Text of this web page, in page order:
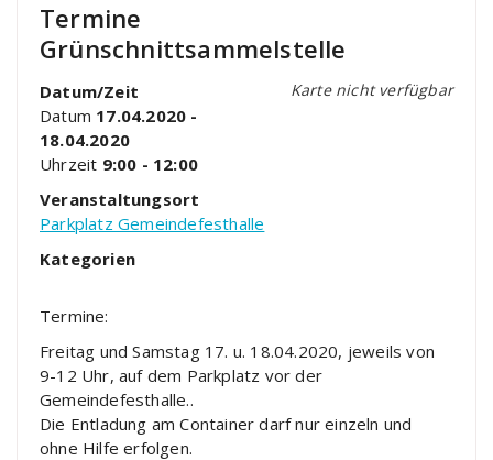
Termine
Grünschnittsammelstelle
Karte nicht verfügbar
Datum/Zeit
Datum 17.04.2020 -
18.04.2020
Uhrzeit 9:00 - 12:00
Veranstaltungsort
Parkplatz Gemeindefesthalle
Kategorien
Termine:
Freitag und Samstag 17. u. 18.04.2020, jeweils von
9-12 Uhr, auf dem Parkplatz vor der
Gemeindefesthalle..
Die Entladung am Container darf nur einzeln und
ohne Hilfe erfolgen.